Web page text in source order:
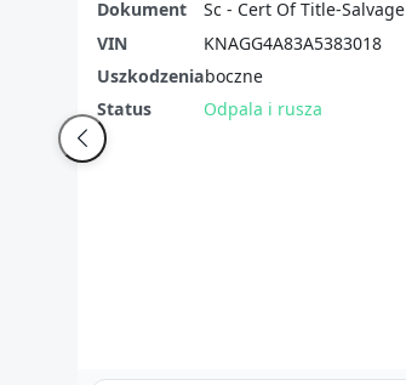
Dokument
Sc - Cert Of Title-Salvage
VIN
KNAGG4A83A5383018
Uszkodzeniaboczne
Status
Odpala i rusza